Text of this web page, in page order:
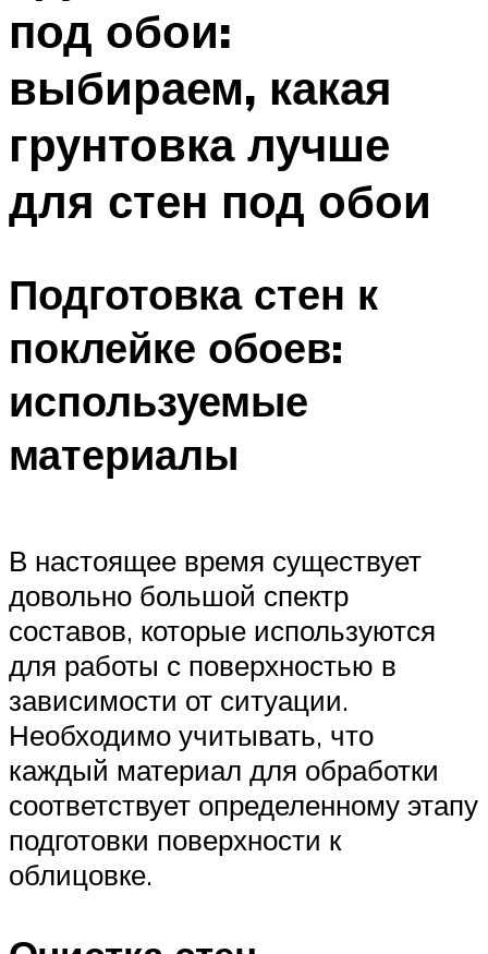
Меню
под обои:
выбираем, какая
грунтовка лучше
для стен под обои
Подготовка стен к
поклейке обоев:
используемые
материалы
В настоящее время существует
довольно большой спектр
составов, которые используются
для работы с поверхностью в
зависимости от ситуации.
Необходимо учитывать, что
каждый материал для обработки
соответствует определенному этапу
подготовки поверхности к
облицовке.